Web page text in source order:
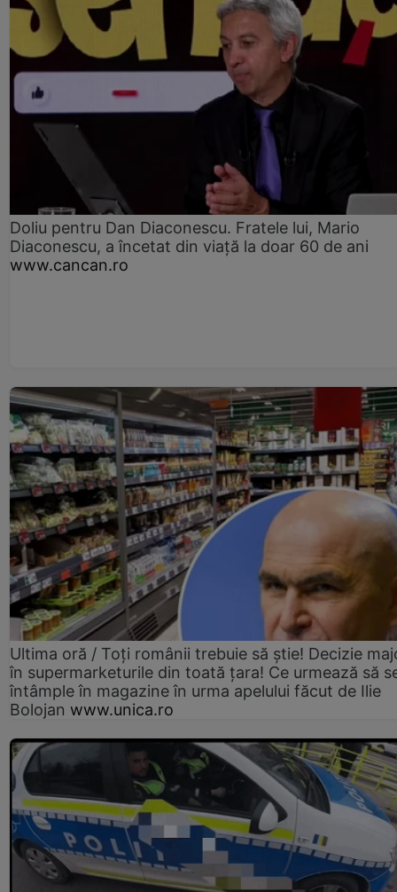
Doliu pentru Dan Diaconescu. Fratele lui, Mario
Diaconescu, a încetat din viață la doar 60 de ani
www.cancan.ro
Ultima oră / Toți românii trebuie să știe! Decizie
în supermarketurile din toată țara! Ce urmează să
întâmple în magazine în urma apelului făcut de Ilie
Bolojan www.unica.ro